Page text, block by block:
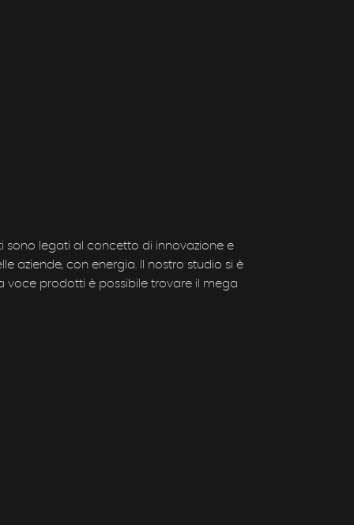
sono legati al concetto di innovazione e
aziende, con energia. Il nostro studio si è
voce prodotti è possibile trovare il mega